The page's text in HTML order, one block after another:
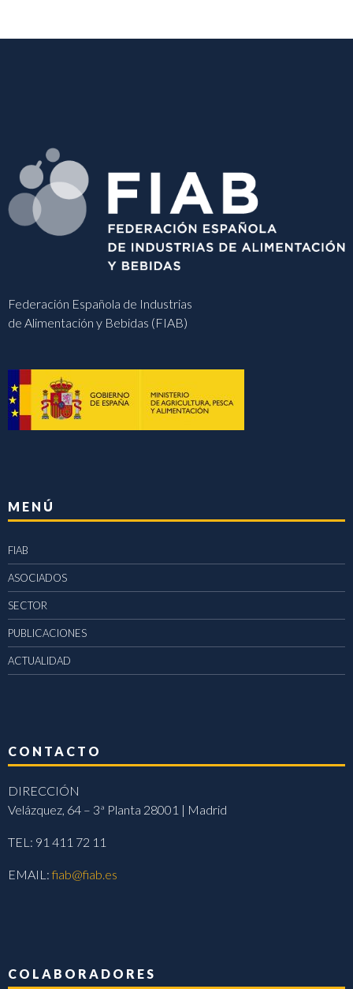
Federación Española de Industrias
de Alimentación y Bebidas (FIAB)
MENÚ
FIAB
ASOCIADOS
SECTOR
PUBLICACIONES
ACTUALIDAD
CONTACTO
DIRECCIÓN
Velázquez, 64 – 3ª Planta 28001 | Madrid
TEL: 91 411 72 11
EMAIL:fiab@fiab.es
COLABORADORES